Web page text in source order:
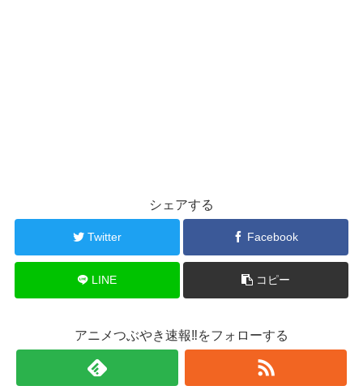
シェアする
Twitter Facebook
LINE コピー
アニメつぶやき速報‼をフォローする